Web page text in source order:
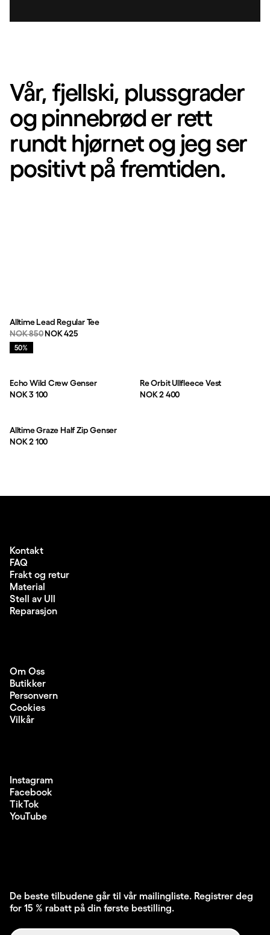
Vår, fjellski, plussgrader
og pinnebrød er rett
rundt hjørnet og jeg ser
positivt på fremtiden.
Alltime Lead Regular Tee
Originalpris:
NOK 850Salgspris:
NOK 425
Salg
50%
Echo Wild Crew Genser
Pris:
NOK 3 100
Re Orbit Ullfleece Vest
Pris:
NOK 2 400
Alltime Graze Half Zip Genser
Pris:
NOK 2 100
Kontakt
FAQ
Frakt og retur
Material
Stell av Ull
Reparasjon
Om Oss
Butikker
Personvern
Cookies
Vilkår
Instagram
Facebook
TikTok
YouTube
De beste tilbudene går til vår mailingliste. Registrer deg
for 15 % rabatt på din første bestilling.